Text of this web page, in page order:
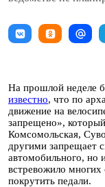
На прошлой неделе
известно, что по
движение на
запрещено»,
Комсомольская,
другими запрещает
автомобильного, но
встревожило
покрутить педали.